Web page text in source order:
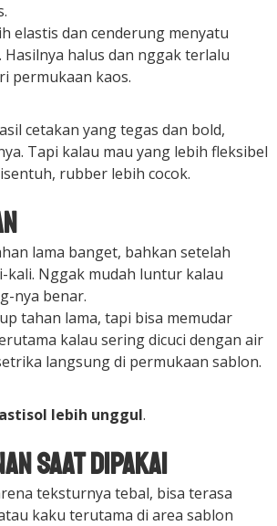
elastis dan cenderung menyatu
Hasilnya halus dan nggak terlalu
permukaan kaos.
cetakan yang tegas dan bold,
Tapi kalau mau yang lebih fleksibel
rubber lebih cocok.
lama banget, bahkan setelah
kali. Nggak mudah luntur kalau
nya benar.
tahan lama, tapi bisa memudar
kalau sering dicuci dengan air
langsung di permukaan sablon.
lebih unggul.
Saat Dipakai
teksturnya tebal, bisa terasa
kaku terutama di area sablon